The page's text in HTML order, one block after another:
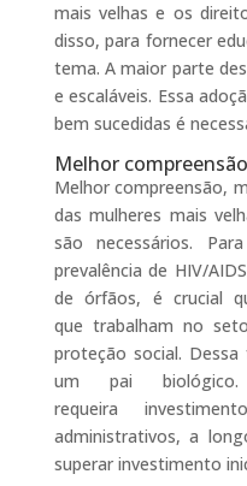
mais velhas e os
disso, para fornecer
tema. A maior parte
e escaláveis. Essa
bem sucedidas é
Melhor
Melhor compreensão,
das mulheres mais
são necessários.
prevalência de HIV/
de órfãos, é crucial
que trabalham no
proteção social.
um pai
requeira
administrativos, a
superar investimento